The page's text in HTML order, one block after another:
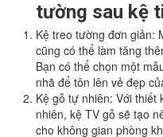
tường sau kệ
Kệ treo tường đơn giản:
cũng có thể làm tăng
Bạn có thể chọn một
nhã để tôn lên vẻ đẹp
Kệ gỗ tự nhiên: Với thiết
nhiên, kệ TV gỗ sẽ tạo
cho không gian phòng